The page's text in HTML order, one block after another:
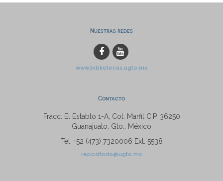
Nuestras redes
www.bibliotecas.ugto.mx
Contacto
Fracc. El Establo 1-A, Col. Marfil C.P. 36250
Guanajuato, Gto., México
Tel: +52 (473) 7320006 Ext. 5538
repositorio@ugto.mx